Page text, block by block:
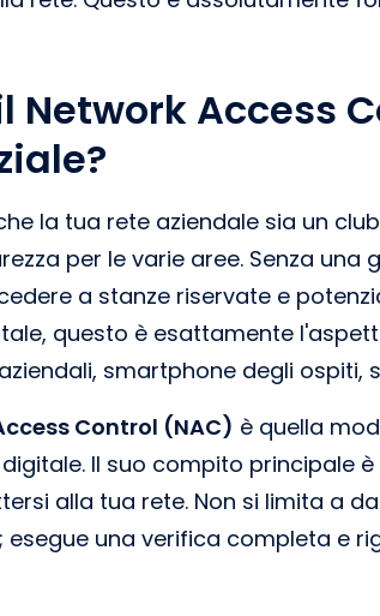
Network Access
la tua rete aziendale sia un
per le varie aree. Senza
a stanze riservate e
questo è esattamente
smartphone degli ospiti,
Control (NAC) è quella
Il suo compito principale
alla tua rete. Non si limita a
esegue una verifica completa e